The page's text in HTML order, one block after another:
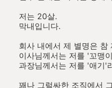
저는 20살.
막내입니다.
회사 내에서 제 별명은 참
이사님께서는 저를 '꼬맹
과장님께서는 저를 '애기'
꽤나 그럴싸한 조직에서